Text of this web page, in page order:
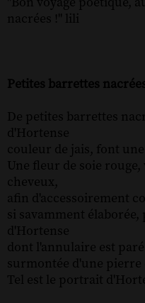
nacrées !" lili
Petites barrettes
De petites barrettes
d'Hortense
couleur de jais, font
Une fleur de soie rouge,
cheveux,
afin d'accessoirement
si savamment
d'Hortense
dont l'annulaire est
surmontée d'une
Tel est le portrait